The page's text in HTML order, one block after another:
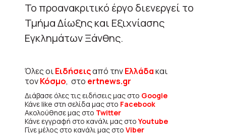
Το προανακριτικό έργο διενεργεί το
Τμήμα Δίωξης και Εξιχνίασης
Εγκλημάτων Ξάνθης.
Όλες οιΕιδήσειςαπό τηνΕλλάδακαι
τονΚόσμο, στο ertnews.gr
Διάβασε όλες τις ειδήσεις μας στο Google
Κάνε like στη σελίδα μας στο Facebook
Ακολούθησε μας στο Twitter
Κάνε εγγραφή στο κανάλι μας στοYoutube
Γίνε μέλος στο κανάλι μας στο Viber